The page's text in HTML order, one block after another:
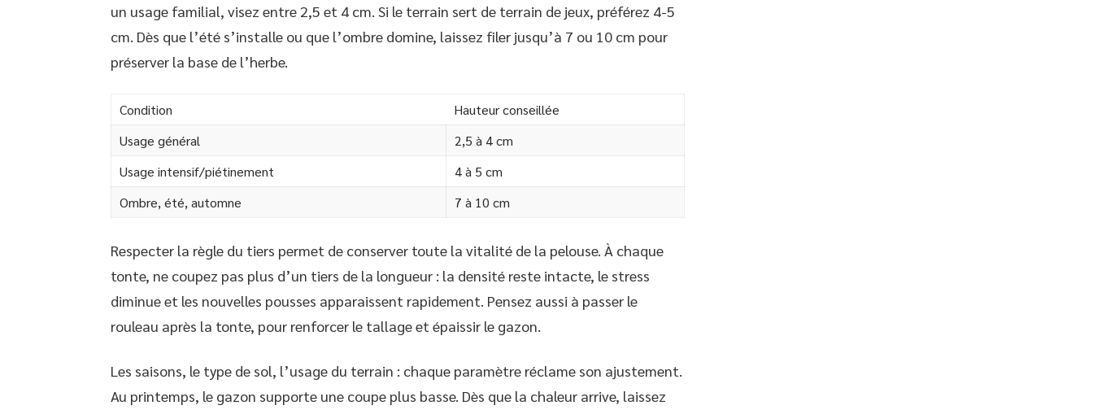
un usage familial, visez entre 2,5 et 4 cm. Si le terrain sert de terrain de jeux, préférez 4-5
cm. Dès que l’été s’installe ou que l’ombre domine, laissez filer jusqu’à 7 ou 10 cm pour
préserver la base de l’herbe.
Condition
Hauteur conseillée
Usage général
2,5 à 4 cm
Usage intensif/piétinement
4 à 5 cm
Ombre, été, automne
7 à 10 cm
Respecter la règle du tiers permet de conserver toute la vitalité de la pelouse. À chaque
tonte, ne coupez pas plus d’un tiers de la longueur : la densité reste intacte, le stress
diminue et les nouvelles pousses apparaissent rapidement. Pensez aussi à passer le
rouleau après la tonte, pour renforcer le tallage et épaissir le gazon.
Les saisons, le type de sol, l’usage du terrain : chaque paramètre réclame son ajustement.
Au printemps, le gazon supporte une coupe plus basse. Dès que la chaleur arrive, laissez